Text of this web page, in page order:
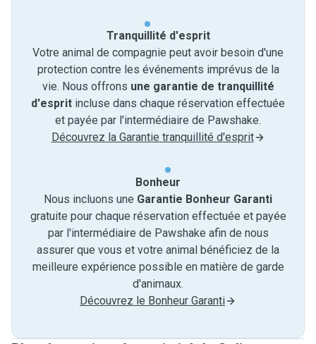
Tranquillité d'esprit
Votre animal de compagnie peut avoir besoin d'une
protection contre les événements imprévus de la
vie. Nous offrons une garantie de tranquillité
d'esprit incluse dans chaque réservation effectuée
et payée par l'intermédiaire de Pawshake.
Découvrez la Garantie tranquillité d'esprit
Bonheur
Nous incluons une Garantie Bonheur Garanti
gratuite pour chaque réservation effectuée et payée
par l'intermédiaire de Pawshake afin de nous
assurer que vous et votre animal bénéficiez de la
meilleure expérience possible en matière de garde
d'animaux.
Découvrez le Bonheur Garanti